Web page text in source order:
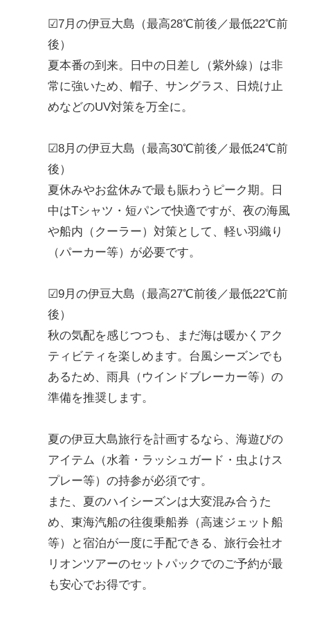
☑7月の伊豆大島（最高28℃前後／最低22℃前
後）
夏本番の到来。日中の日差し（紫外線）は非
常に強いため、帽子、サングラス、日焼け止
めなどのUV対策を万全に。
☑8月の伊豆大島（最高30℃前後／最低24℃前
後）
夏休みやお盆休みで最も賑わうピーク期。日
中はTシャツ・短パンで快適ですが、夜の海風
や船内（クーラー）対策として、軽い羽織り
（パーカー等）が必要です。
☑9月の伊豆大島（最高27℃前後／最低22℃前
後）
秋の気配を感じつつも、まだ海は暖かくアク
ティビティを楽しめます。台風シーズンでも
あるため、雨具（ウインドブレーカー等）の
準備を推奨します。
夏の伊豆大島旅行を計画するなら、海遊びの
アイテム（水着・ラッシュガード・虫よけス
プレー等）の持参が必須です。
また、夏のハイシーズンは大変混み合うた
め、東海汽船の往復乗船券（高速ジェット船
等）と宿泊が一度に手配できる、旅行会社オ
リオンツアーのセットパックでのご予約が最
も安心でお得です。